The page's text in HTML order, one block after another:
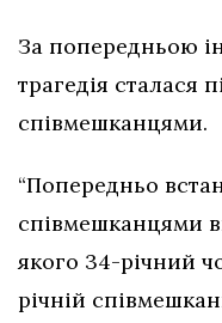
За попередньою
трагедія сталася
співмешканцями.
“Попередньо
співмешканцями
якого 34-річний
річній